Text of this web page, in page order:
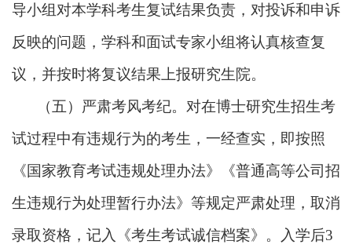
导小组对本学科考生复试结果负责，对投诉和申诉
反映的问题，学科和面试专家小组将认真核查复
议，并按时将复议结果上报研究生院。
（五）严肃考风考纪。对在博士研究生招生考
试过程中有违规行为的考生，一经查实，即按照
《国家教育考试违规处理办法》《普通高等公司招
生违规行为处理暂行办法》等规定严肃处理，取消
录取资格，记入《考生考试诚信档案》。入学后3